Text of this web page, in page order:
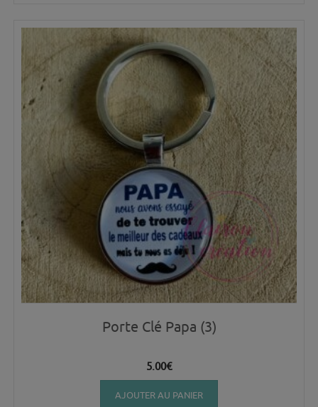
Porte Clé Papa (3)
5.00€
AJOUTER AU PANIER